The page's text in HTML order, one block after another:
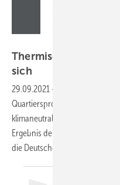
Thermische
sich
29.09.2021 -
Quartiersprojekten
klimaneutralen
Ergebnis der Studie
die Deutsche Energie-Agentur